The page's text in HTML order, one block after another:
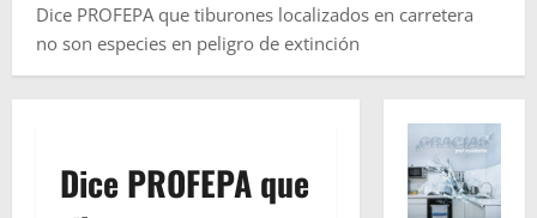
Dice PROFEPA que tiburones localizados en carretera
no son especies en peligro de extinción
Dice PROFEPA que